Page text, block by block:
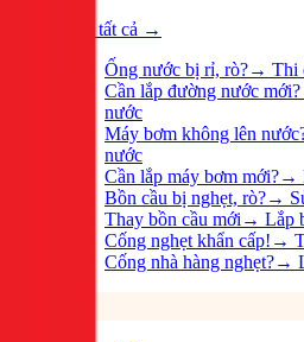
Xem tất cả →
Ống nước bị rỉ, rò?→ Thi
Cần lắp đường nước mới?
nước
Máy bơm không lên
nước
Cần lắp máy bơm mới?→
Bồn cầu bị nghẹt, rò?→
Thay bồn cầu mới → Lắp
Cống nghẹt khẩn cấp! →
Cống nhà hàng nghẹt?→